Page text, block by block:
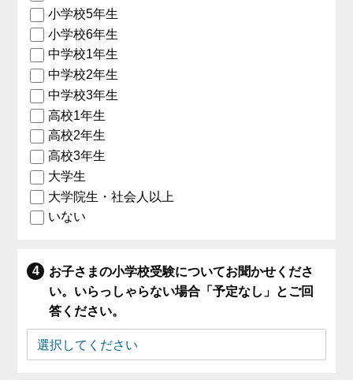
小学校5年生
小学校6年生
中学校1年生
中学校2年生
中学校3年生
高校1年生
高校2年生
高校3年生
大学生
大学院生・社会人以上
いない
お子さまの小学校受験についてお聞かせくださ
い。いらっしゃらない場合「予定なし」とご回
答ください。